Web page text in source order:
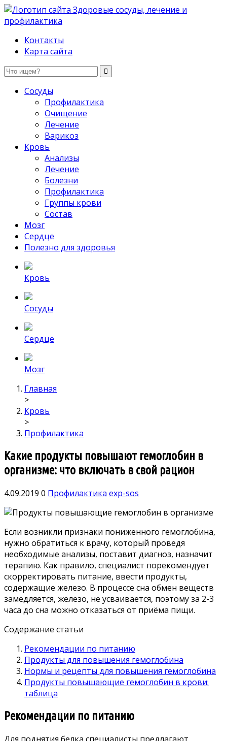
Здоровые сосуды, лечение и профилактика
Контакты
Карта сайта
Сосуды
Профилактика
Очищение
Лечение
Варикоз
Кровь
Анализы
Лечение
Болезни
Профилактика
Группы крови
Состав
Мозг
Сердце
Полезно для здоровья
Кровь
Сосуды
Сердце
Мозг
Главная
>
Кровь
>
Профилактика
Какие продукты повышают гемоглобин в
организме: что включать в свой рацион
4.09.2019 0 Профилактика exp-sos
Если возникли признаки пониженного гемоглобина,
нужно обратиться к врачу, который проведя
необходимые анализы, поставит диагноз, назначит
терапию. Как правило, специалист порекомендует
скорректировать питание, ввести продукты,
содержащие железо. В процессе сна обмен веществ
замедляется, железо, не усваивается, поэтому за 2-3
часа до сна можно отказаться от приёма пищи.
Содержание статьи
Рекомендации по питанию
Продукты для повышения гемоглобина
Нормы и рецепты для повышения гемоглобина
Продукты повышающие гемоглобин в крови:
таблица
Рекомендации по питанию